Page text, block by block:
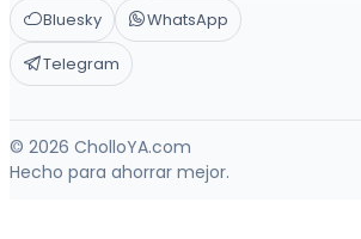
Bluesky
WhatsApp
Telegram
© 2026 CholloYA.com
Hecho para ahorrar mejor.